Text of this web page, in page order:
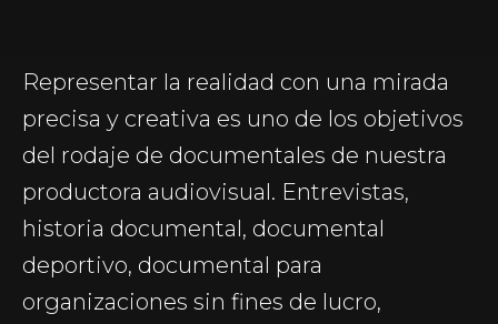
Representar la realidad con una mirada
precisa y creativa es uno de los objetivos
del rodaje de documentales de nuestra
productora audiovisual. Entrevistas,
historia documental, documental
deportivo, documental para
organizaciones sin fines de lucro,